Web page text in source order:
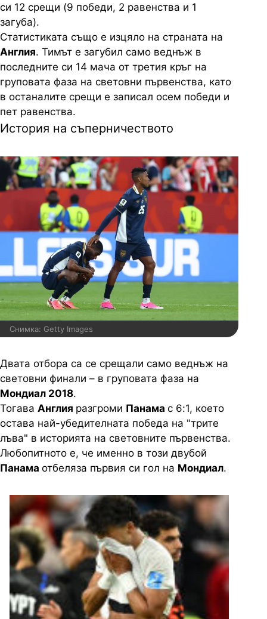
си 12 срещи (9 победи, 2 равенства и 1
загуба).
Статистиката също е изцяло на страната на
Англия. Тимът е загубил само веднъж в
последните си 14 мача от третия кръг на
груповата фаза на световни първенства, като
в останалите срещи е записал осем победи и
пет равенства.
История на съперничеството
Снимка: Getty Images
Двата отбора са се срещали само веднъж на
световни финали – в груповата фаза на
Мондиал 2018.
Тогава Англия разгроми Панама с 6:1, което
остава най-убедителната победа на "трите
лъва" в историята на световните първенства.
Любопитното е, че именно в този двубой
Панама отбеляза първия си гол на Мондиал.